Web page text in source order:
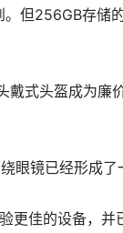
256GB存储的
式头盔成为廉
镜已经形成了
更佳的设备，